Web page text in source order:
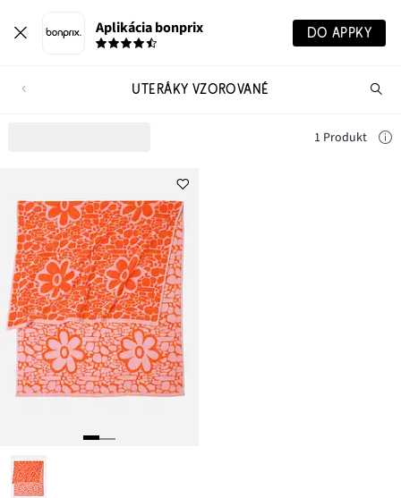
Aplikácia bonprix DO APPKY
UTERÁKY VZOROVANÉ
1 Produkt